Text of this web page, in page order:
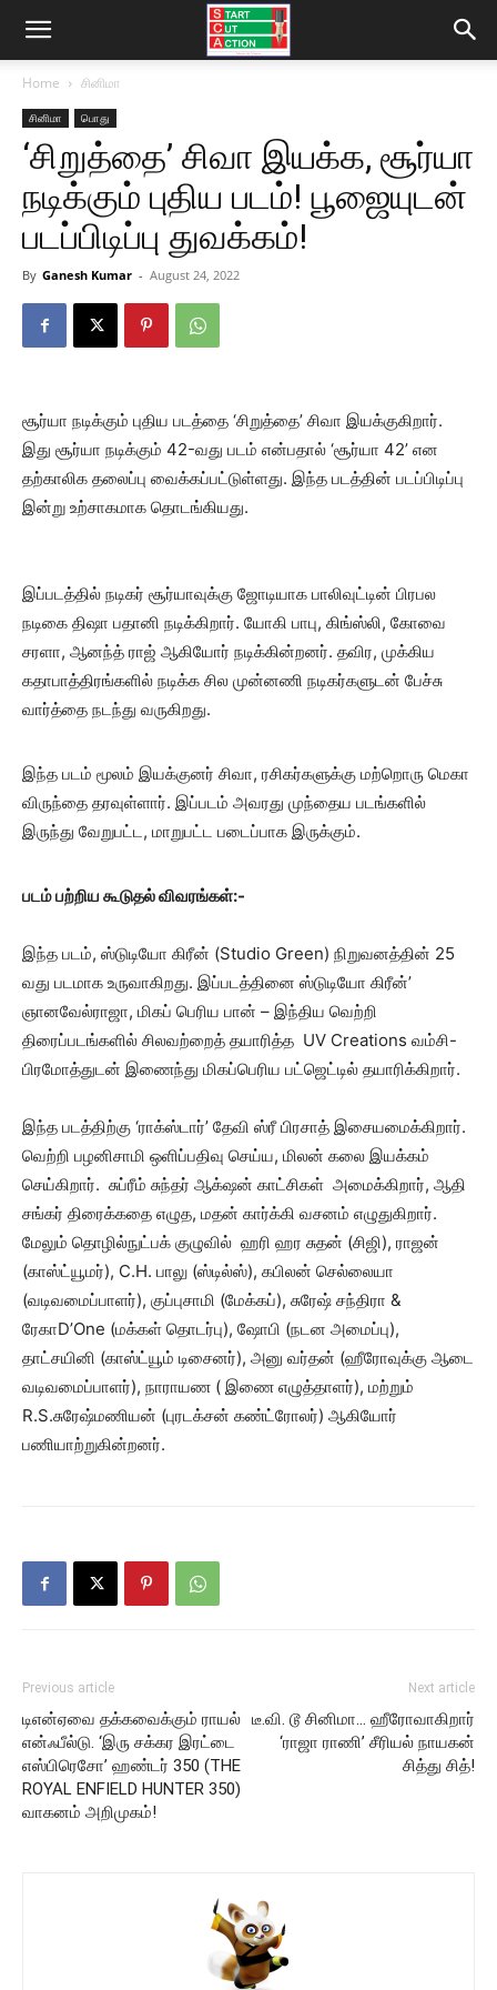
Home சினிமா
சினிமா பொது
‘சிறுத்தை’ சிவா இயக்க, சூர்யா
நடிக்கும் புதிய படம்! பூஜையுடன்
படப்பிடிப்பு துவக்கம்!
By Ganesh Kumar - August 24, 2022
சூர்யா நடிக்கும் புதிய படத்தை ‘சிறுத்தை’ சிவா இயக்குகிறார்.
இது சூர்யா நடிக்கும் 42-வது படம் என்பதால் ‘சூர்யா 42’ என
தற்காலிக தலைப்பு வைக்கப்பட்டுள்ளது. இந்த படத்தின் படப்பிடிப்பு
இன்று உற்சாகமாக தொடங்கியது.
இப்படத்தில் நடிகர் சூர்யாவுக்கு ஜோடியாக பாலிவுட்டின் பிரபல
நடிகை திஷா பதானி நடிக்கிறார். யோகி பாபு, கிங்ஸ்லி, கோவை
சரளா, ஆனந்த் ராஜ் ஆகியோர் நடிக்கின்றனர். தவிர, முக்கிய
கதாபாத்திரங்களில் நடிக்க சில முன்னணி நடிகர்களுடன் பேச்சு
வார்த்தை நடந்து வருகிறது.
இந்த படம் மூலம் இயக்குனர் சிவா, ரசிகர்களுக்கு மற்றொரு மெகா
விருந்தை தரவுள்ளார். இப்படம் அவரது முந்தைய படங்களில்
இருந்து வேறுபட்ட, மாறுபட்ட படைப்பாக இருக்கும்.
படம் பற்றிய கூடுதல் விவரங்கள்:-
இந்த படம், ஸ்டுடியோ கிரீன் (Studio Green) நிறுவனத்தின் 25
வது படமாக உருவாகிறது. இப்படத்தினை ஸ்டுடியோ கிரீன்’
ஞானவேல்ராஜா, மிகப் பெரிய பான் – இந்திய வெற்றி
திரைப்படங்களில் சிலவற்றைத் தயாரித்த UV Creations வம்சி-
பிரமோத்துடன் இணைந்து மிகப்பெரிய பட்ஜெட்டில் தயாரிக்கிறார்.
இந்த படத்திற்கு ‘ராக்ஸ்டார்’ தேவி ஸ்ரீ பிரசாத் இசையமைக்கிறார்.
வெற்றி பழனிசாமி ஒளிப்பதிவு செய்ய, மிலன் கலை இயக்கம்
செய்கிறார். சுப்ரீம் சுந்தர் ஆக்‌ஷன் காட்சிகள் அமைக்கிறார், ஆதி
சங்கர் திரைக்கதை எழுத, மதன் கார்க்கி வசனம் எழுதுகிறார்.
மேலும் தொழில்நுட்பக் குழுவில் ஹரி ஹர சுதன் (சிஜி), ராஜன்
(காஸ்ட்யூமர்), C.H. பாலு (ஸ்டில்ஸ்), கபிலன் செல்லையா
(வடிவமைப்பாளர்), குப்புசாமி (மேக்கப்), சுரேஷ் சந்திரா &
ரேகாD’One (மக்கள் தொடர்பு), ஷோபி (நடன அமைப்பு),
தாட்சயினி (காஸ்ட்யூம் டிசைனர்), அனு வர்தன் (ஹீரோவுக்கு ஆடை
வடிவமைப்பாளர்), நாராயண ( இணை எழுத்தாளர்), மற்றும்
R.S.சுரேஷ்மணியன் (புரடக்சன் கண்ட்ரோலர்) ஆகியோர்
பணியாற்றுகின்றனர்.
Previous article
டிஎன்ஏவை தக்கவைக்கும் ராயல்
என்ஃபீல்டு. ‘இரு சக்கர இரட்டை
எஸ்பிரெசோ’ ஹண்டர் 350 (THE
ROYAL ENFIELD HUNTER 350)
வாகனம் அறிமுகம்!
Next article
டீ.வி. டூ சினிமா… ஹீரோவாகிறார்
‘ராஜா ராணி’ சீரியல் நாயகன்
சித்து சித்!